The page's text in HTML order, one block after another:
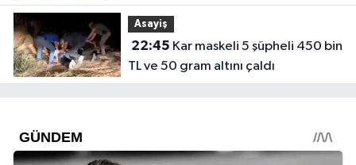
olmuyor"
Asayiş
22:45
TL ve 50 gram altını çaldı